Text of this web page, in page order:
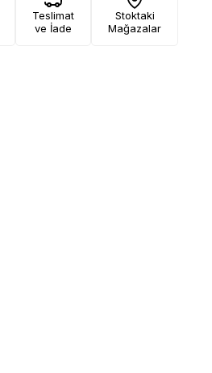
Teslimat
ve İade
Stoktaki
Mağazalar